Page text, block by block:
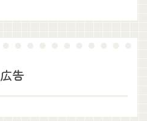
広告